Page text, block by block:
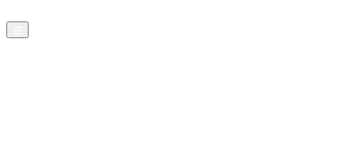
ГК "Строй-Монтаж"
Строительство, ремонт и благоустройство под ключ в
Челябинске